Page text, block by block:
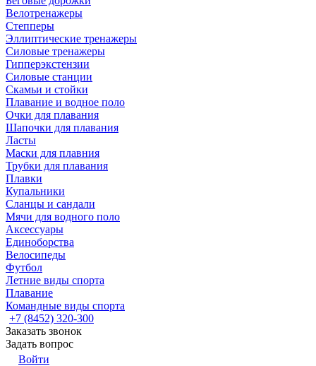
Велотренажеры
Степперы
Эллиптические тренажеры
Силовые тренажеры
Гипперэкстензии
Силовые станции
Скамьи и стойки
Плавание и водное поло
Очки для плавания
Шапочки для плавания
Ласты
Маски для плавния
Трубки для плавания
Плавки
Купальники
Сланцы и сандали
Мячи для водного поло
Аксессуары
Единоборства
Велосипеды
Футбол
Летние виды спорта
Плавание
Командные виды спорта
+7 (8452) 320-300
Заказать звонок
Задать вопрос
Войти